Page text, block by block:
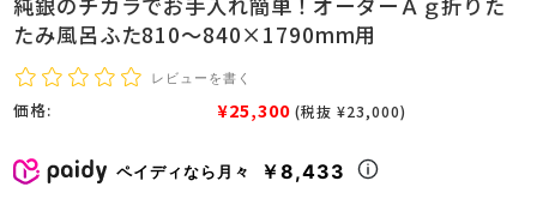
たみ風呂ふた810～840×1790mm用
レビューを書く
価格: ¥25,300 (税抜 ¥23,000)
ペイディなら月々 ￥8,433